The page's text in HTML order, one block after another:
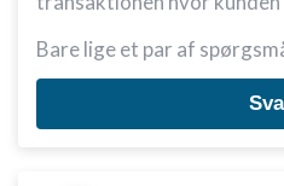
Bare lige et par af